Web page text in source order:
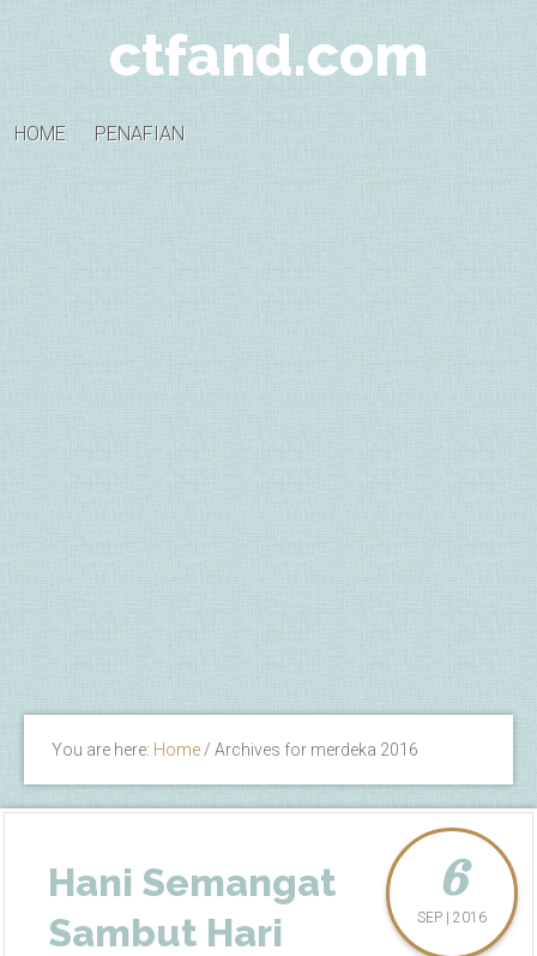
ctfand.com
HOME PENAFIAN
You are here: Home / Archives for merdeka 2016
Hani Semangat
Sambut Hari
6
SEP | 2016